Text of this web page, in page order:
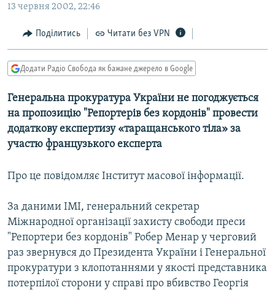
УКРАЇНА
СВІТ
СХЕМИ
КИТАЙ.ВИКЛИКИ
ФОТО
СПЕЦПРОЄКТИ
ПОДКАСТИ
КРИМ РЕАЛІЇ
УКР
КТАТ
ДОЛУЧАЙСЯ!
13 червня 2002, 22:46
Поділитись Читати без VPN
Додати Радіо Свобода як бажане джерело в Google
Генеральна прокуратура України не погоджується
на пропозицію "Репортерів без кордонів" провести
додаткову експертизу «таращанського тіла» за
участю французького експерта
Про це повідомляє Інститут масової інформації.
За даними ІМІ, генеральний секретар
Міжнародної організації захисту свободи преси
"Репортери без кордонів" Робер Менар у черговий
раз звернувся до Президента України і Генеральної
прокуратури з клопотаннями у якості представника
потерпілої сторони у справі про вбивство Георгія